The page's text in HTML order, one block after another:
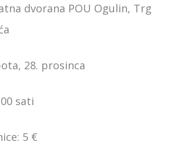
dvorana POU Ogulin, Trg
28. prosinca
sati
5 €